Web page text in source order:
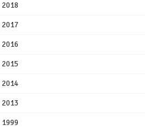
2018
2017
2016
2015
2014
2013
1999